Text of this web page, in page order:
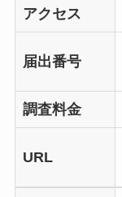
アクセス
届出番号
調査料金
URL